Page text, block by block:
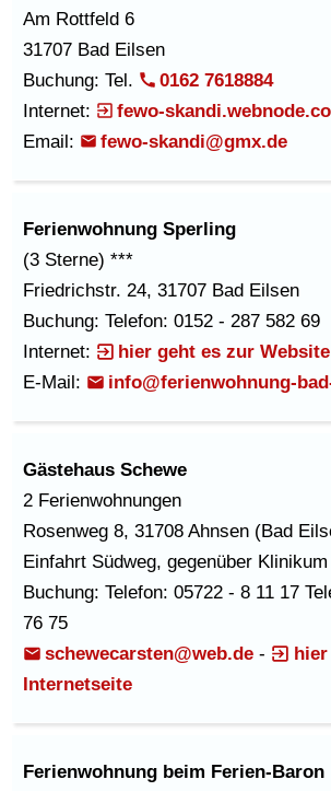
Am Rottfeld 6
31707 Bad Eilsen
Buchung: Tel.
0162 7618884
Internet:
fewo-
Email:
fewo-skandi@gmx.de
Ferienwohnung Sperling
(3 Sterne) ***
Friedrichstr. 24, 31707 Bad Eilsen
Buchung: Telefon: 0152 - 287 582 69
Internet:
hier geht es zur Website
E-Mail:
info@ferienwohnung-
Gästehaus Schewe
2 Ferienwohnungen
Rosenweg 8, 31708 Ahnsen (Bad
Einfahrt Südweg, gegenüber
Buchung: Telefon: 05722 - 8 11 17
76 75
schewecarsten@web.de -
Internetseite
Ferienwohnung beim Ferien-Baron